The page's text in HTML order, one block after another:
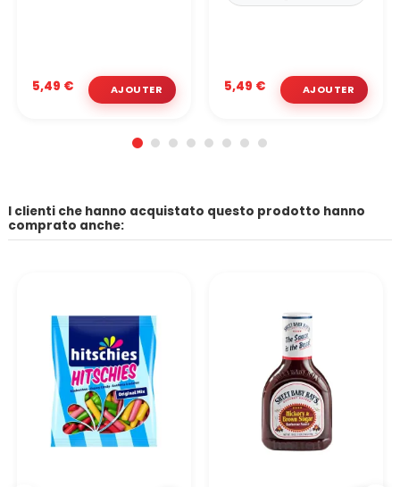
5,49 € 5,49 €
I clienti che hanno acquistato questo prodotto hanno
comprato anche: